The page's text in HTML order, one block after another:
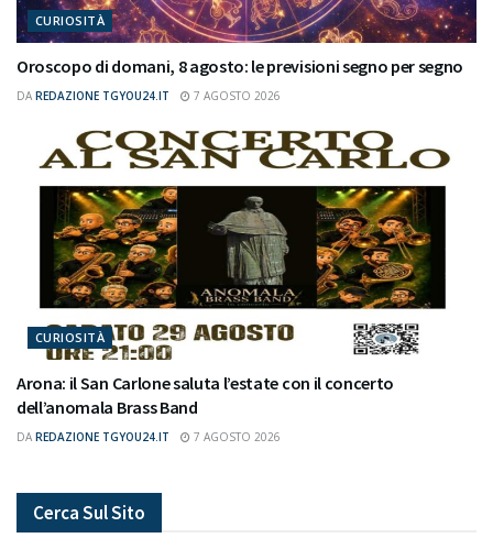
CURIOSITÀ
Oroscopo di domani, 8 agosto: le previsioni segno per segno
DA REDAZIONE TGYOU24.IT 7 AGOSTO 2026
CURIOSITÀ
Arona: il San Carlone saluta l’estate con il concerto
dell’anomala Brass Band
DA REDAZIONE TGYOU24.IT 7 AGOSTO 2026
Cerca Sul Sito